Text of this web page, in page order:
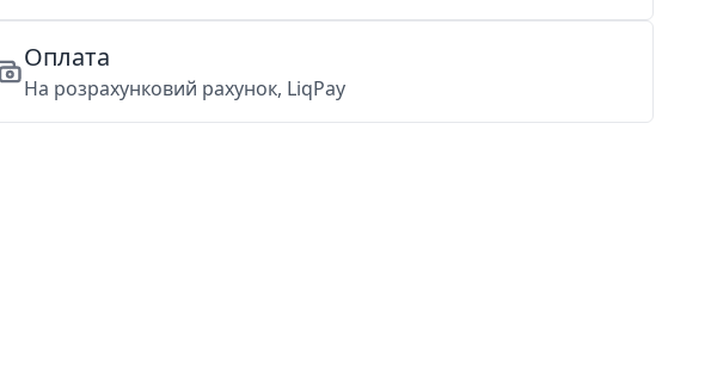
Оплата
На розрахунковий рахунок, LiqPay